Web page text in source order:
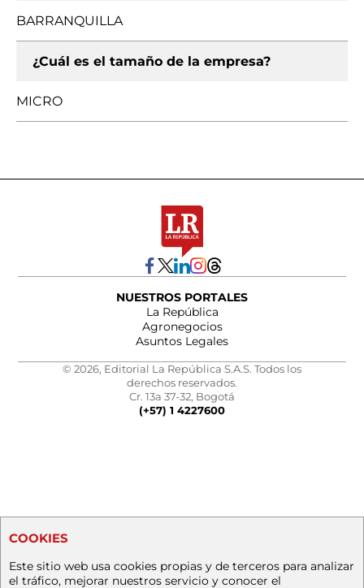
BARRANQUILLA
¿Cuál es el tamaño de la empresa?
MICRO
NUESTROS PORTALES
La República
Agronegocios
Asuntos Legales
© 2026, Editorial La República S.A.S. Todos los
derechos reservados.
Cr. 13a 37-32, Bogotá
(+57) 1 4227600
COOKIES
Este sitio web usa cookies propias y de terceros para analizar
el tráfico, mejorar nuestros servicio y conocer el